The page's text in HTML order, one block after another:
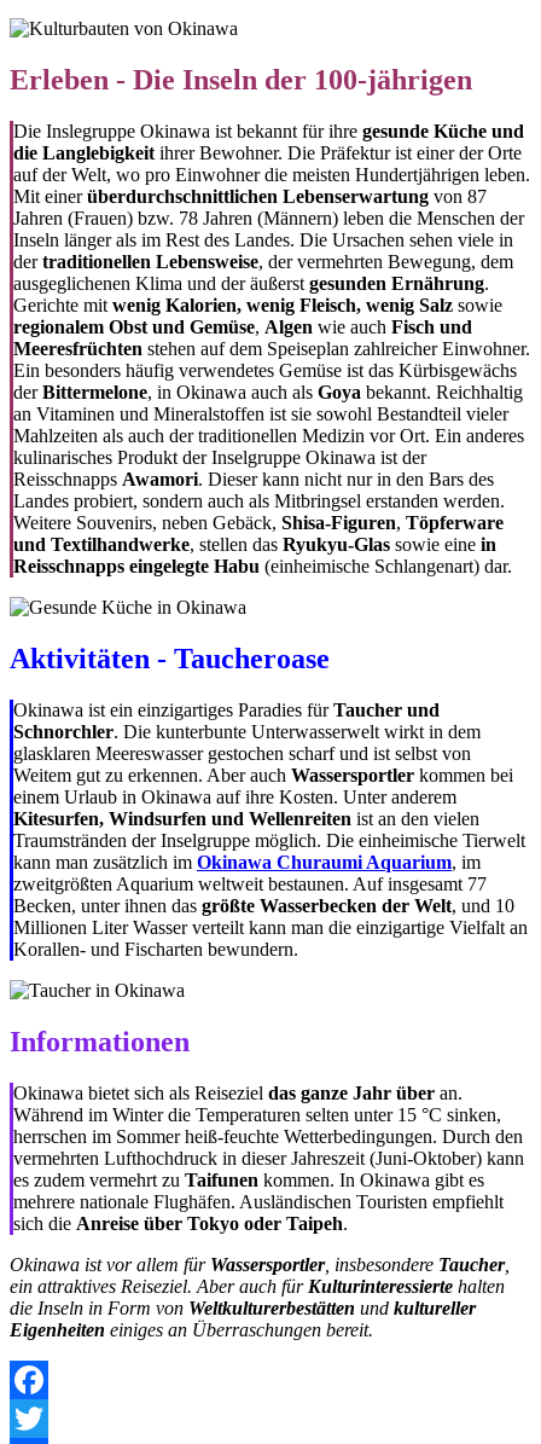
Erleben - Die Inseln der 100-jährigen
Die Inslegruppe Okinawa ist bekannt für ihre gesunde Küche und
die Langlebigkeit ihrer Bewohner. Die Präfektur ist einer der Orte
auf der Welt, wo pro Einwohner die meisten Hundertjährigen leben.
Mit einerüberdurchschnittlichen Lebenserwartung von 87
Jahren (Frauen) bzw. 78 Jahren (Männern) leben die Menschen der
Inseln länger als im Rest des Landes. Die Ursachen sehen viele in
dertraditionellen Lebensweise, der vermehrten Bewegung, dem
ausgeglichenen Klima und der äußerst gesunden Ernährung.
Gerichte mit wenig Kalorien, wenig Fleisch, wenig Salz sowie
regionalem Obst und Gemüse, Algen wie auch Fisch und
Meeresfrüchten stehen auf dem Speiseplan zahlreicher Einwohner.
Ein besonders häufig verwendetes Gemüse ist das Kürbisgewächs
derBittermelone, in Okinawa auch als Goya bekannt. Reichhaltig
an Vitaminen und Mineralstoffen ist sie sowohl Bestandteil vieler
Mahlzeiten als auch der traditionellen Medizin vor Ort. Ein anderes
kulinarisches Produkt der Inselgruppe Okinawa ist der
Reisschnapps Awamori. Dieser kann nicht nur in den Bars des
Landes probiert, sondern auch als Mitbringsel erstanden werden.
Weitere Souvenirs, neben Gebäck, Shisa-Figuren, Töpferware
und Textilhandwerke, stellen das Ryukyu-Glas sowie eine in
Reisschnapps eingelegte Habu (einheimische Schlangenart) dar.
Aktivitäten - Taucheroase
Okinawa ist ein einzigartiges Paradies fürTaucher und
Schnorchler. Die kunterbunte Unterwasserwelt wirkt in dem
glasklaren Meereswasser gestochen scharf und ist selbst von
Weitem gut zu erkennen. Aber auch Wassersportler kommen bei
einem Urlaub in Okinawa auf ihre Kosten. Unter anderem
Kitesurfen, Windsurfen und Wellenreiten ist an den vielen
Traumstränden der Inselgruppe möglich. Die einheimische Tierwelt
kann man zusätzlich im Okinawa Churaumi Aquarium, im
zweitgrößten Aquarium weltweit bestaunen. Auf insgesamt 77
Becken, unter ihnen das größte Wasserbecken der Welt, und 10
Millionen Liter Wasser verteilt kann man die einzigartige Vielfalt an
Korallen- und Fischarten bewundern.
Informationen
Okinawa bietet sich als Reiseziel das ganze Jahr über an.
Während im Winter die Temperaturen selten unter 15 °C sinken,
herrschen im Sommer heiß-feuchte Wetterbedingungen. Durch den
vermehrten Lufthochdruck in dieser Jahreszeit (Juni-Oktober) kann
es zudem vermehrt zu Taifunen kommen. In Okinawa gibt es
mehrere nationale Flughäfen. Ausländischen Touristen empfiehlt
sich die Anreise über Tokyo oder Taipeh.
Okinawa ist vor allem für Wassersportler, insbesondere Taucher,
ein attraktives Reiseziel. Aber auch für Kulturinteressierte halten
die Inseln in Form von Weltkulturerbestätten und kultureller
Eigenheiten einiges an Überraschungen bereit.
Facebook